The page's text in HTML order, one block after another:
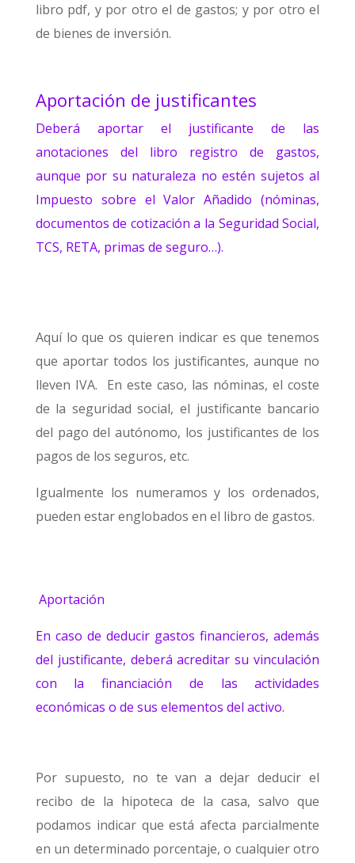
libro pdf, y por otro el de gastos; y por otro el
de bienes de inversión.
Aportación de justificantes
Deberá aportar el justificante de las
anotaciones del libro registro de gastos,
aunque por su naturaleza no estén sujetos al
Impuesto sobre el Valor Añadido (nóminas,
documentos de cotización a la Seguridad Social,
TCS, RETA, primas de seguro…).
Aquí lo que os quieren indicar es que tenemos
que aportar todos los justificantes, aunque no
lleven IVA. En este caso, las nóminas, el coste
de la seguridad social, el justificante bancario
del pago del autónomo, los justificantes de los
pagos de los seguros, etc.
Igualmente los numeramos y los ordenados,
pueden estar englobados en el libro de gastos.
Aportación
En caso de deducir gastos financieros, además
del justificante, deberá acreditar su vinculación
con la financiación de las actividades
económicas o de sus elementos del activo.
Por supuesto, no te van a dejar deducir el
recibo de la hipoteca de la casa, salvo que
podamos indicar que está afecta parcialmente
en un determinado porcentaje, o cualquier otro